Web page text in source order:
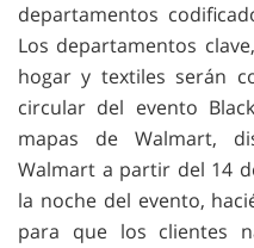
departamentos
Los departamentos
hogar y textiles serán
circular del evento
mapas de Walmart,
Walmart a partir del 14
la noche del evento,
para que los clientes